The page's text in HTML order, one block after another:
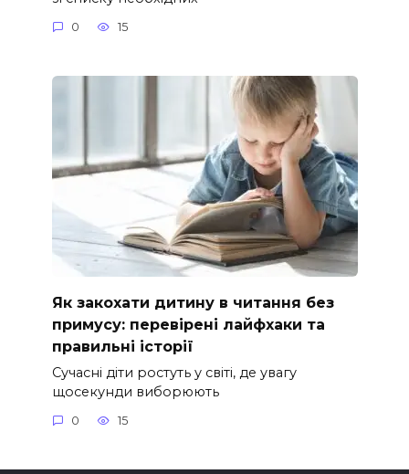
0 15
Як закохати дитину в читання без
примусу: перевірені лайфхаки та
правильні історії
Сучасні діти ростуть у світі, де увагу
щосекунди виборюють
0 15